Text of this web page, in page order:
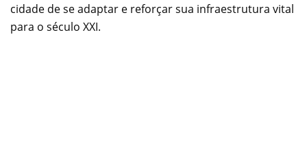
cidade de se adaptar e reforçar sua infraestrutura vital
para o século XXI.